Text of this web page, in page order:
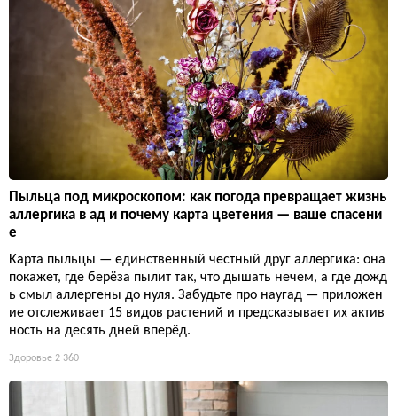
Пыльца под микроскопом: как погода превращает жизнь
аллергика в ад и почему карта цветения — ваше спасени
е
Карта пыльцы — единственный честный друг аллергика: она
покажет, где берёза пылит так, что дышать нечем, а где дожд
ь смыл аллергены до нуля. Забудьте про наугад — приложен
ие отслеживает 15 видов растений и предсказывает их актив
ность на десять дней вперёд.
Здоровье 2 360